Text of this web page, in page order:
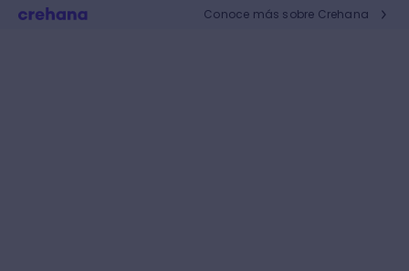
Conoce más sobre Crehana